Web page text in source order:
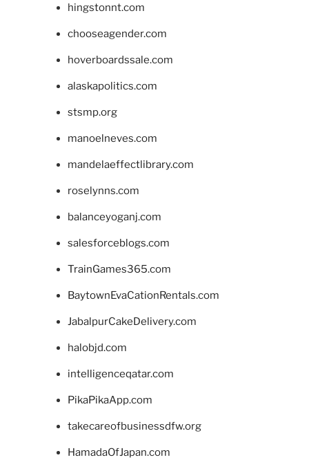
hingstonnt.com
chooseagender.com
hoverboardssale.com
alaskapolitics.com
stsmp.org
manoelneves.com
mandelaeffectlibrary.com
roselynns.com
balanceyoganj.com
salesforceblogs.com
TrainGames365.com
BaytownEvaCationRentals.com
JabalpurCakeDelivery.com
halobjd.com
intelligenceqatar.com
PikaPikaApp.com
takecareofbusinessdfw.org
HamadaOfJapan.com